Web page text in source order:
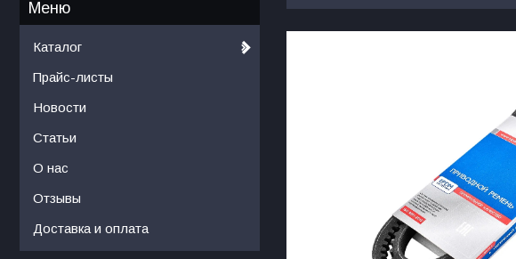
Каталог
Прайс-листы
Новости
Статьи
О нас
Отзывы
Доставка и оплата